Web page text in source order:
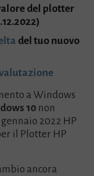
del plotter
del tuo nuovo
a Windows
10 non
2022 HP
il Plotter HP
ancora